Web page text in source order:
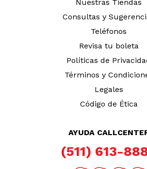
Nuestras Tiendas
Consultas y
Teléfonos
Revisa tu boleta
Políticas de
Términos y
Legales
Código de Ética
AYUDA
(511) 613-